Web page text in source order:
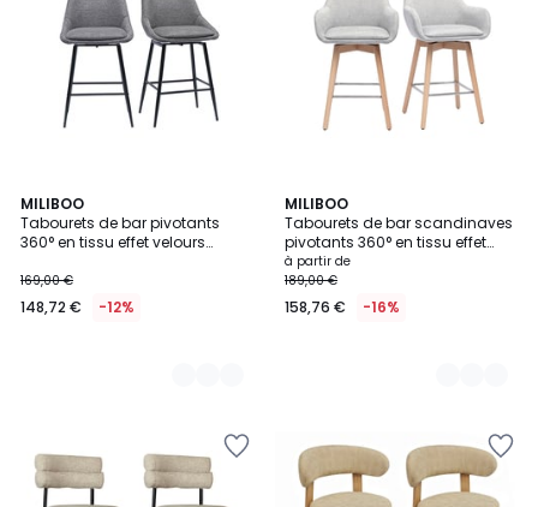
MILIBOO
Tabourets de bar pivotants
360° en tissu effet velours
cm (lot de 2) ALESS
169,00 €
148,72 € -12%
3
Couleurs
MILIBOO
Tabourets de bar scandinaves
pivotants 360° en tissu effet
velours texturé beige et bois
clair H65 cm (lot de 2) ALESS
à partir de
189,00 €
158,76 € -16%
2
Couleurs